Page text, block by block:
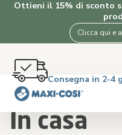
Ottieni il 15% di sconto
Clicca qui e
Spedizione gratuita
4.5★ da 2K clienti
Consegna in 2-4
Reso gratuito entro
Home In casa
In casa